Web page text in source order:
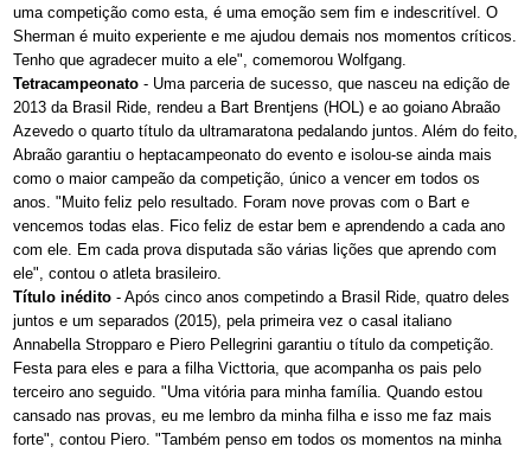
uma competição como esta, é uma emoção sem fim e indescritível. O
Sherman é muito experiente e me ajudou demais nos momentos críticos.
Tenho que agradecer muito a ele", comemorou Wolfgang.
Tetracampeonato - Uma parceria de sucesso, que nasceu na edição de
2013 da Brasil Ride, rendeu a Bart Brentjens (HOL) e ao goiano Abraão
Azevedo o quarto título da ultramaratona pedalando juntos. Além do feito,
Abraão garantiu o heptacampeonato do evento e isolou-se ainda mais
como o maior campeão da competição, único a vencer em todos os
anos. "Muito feliz pelo resultado. Foram nove provas com o Bart e
vencemos todas elas. Fico feliz de estar bem e aprendendo a cada ano
com ele. Em cada prova disputada são várias lições que aprendo com
ele", contou o atleta brasileiro.
Título inédito - Após cinco anos competindo a Brasil Ride, quatro deles
juntos e um separados (2015), pela primeira vez o casal italiano
Annabella Stropparo e Piero Pellegrini garantiu o título da competição.
Festa para eles e para a filha Victtoria, que acompanha os pais pelo
terceiro ano seguido. "Uma vitória para minha família. Quando estou
cansado nas provas, eu me lembro da minha filha e isso me faz mais
forte", contou Piero. "Também penso em todos os momentos na minha